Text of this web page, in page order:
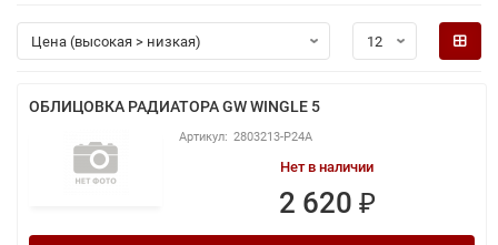
ОБЛИЦОВКА РАДИАТОРА GW WINGLE 5
2803213-P24A
Нет в наличии
2 620 ₽